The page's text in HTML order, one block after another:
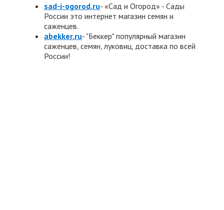
sad-i-ogorod.ru- «Сад и Огород» - Сады
России это интернет магазин семян и
саженцев.
abekker.ru- "Беккер" популярный магазин
саженцев, семян, луковиц, доставка по всей
России!